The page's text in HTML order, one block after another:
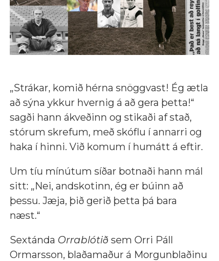
„Strákar, komið hérna snöggvast! Ég ætla
að sýna ykkur hvernig á að gera þetta!“
sagði hann ákveðinn og stikaði af stað,
stórum skrefum, með skóflu í annarri og
haka í hinni. Við komum í humátt á eftir.
Um tíu mínútum síðar botnaði hann mál
sitt: „Nei, andskotinn, ég er búinn að
þessu. Jæja, þið gerið þetta þá bara
næst.“
Sextánda Orrablótið sem Orri Páll
Ormarsson, blaðamaður á Morgunblaðinu